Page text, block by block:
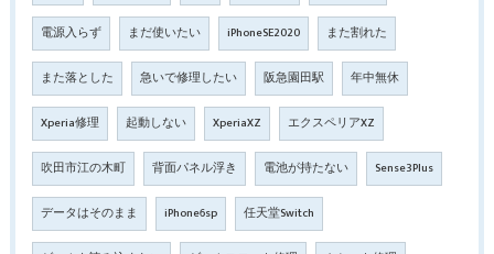
電源入らず まだ使いたい iPhoneSE2020 また割れた
また落とした 急いで修理したい 阪急園田駅 年中無休
Xperia修理 起動しない XperiaXZ エクスペリアXZ
吹田市江の木町 背面パネル浮き 電池が持たない Sense3Plus
データはそのまま iPhone6sp 任天堂Switch